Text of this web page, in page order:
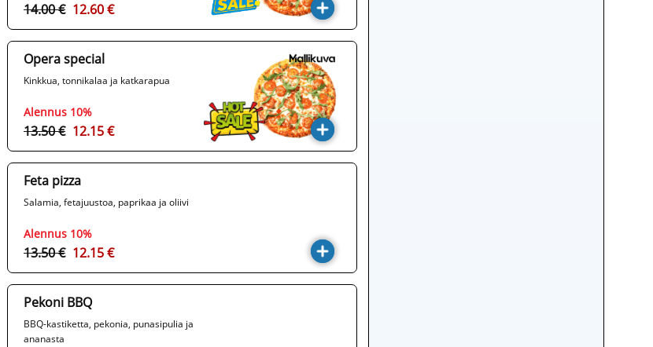
14.00 € 12.60 €
Opera special
Kinkkua, tonnikalaa ja katkarapua
Alennus 10%
13.50 € 12.15 €
Feta pizza
Salamia, fetajuustoa, paprikaa ja oliivi
Alennus 10%
13.50 € 12.15 €
Pekoni BBQ
BBQ-kastiketta, pekonia, punasipulia ja
ananasta